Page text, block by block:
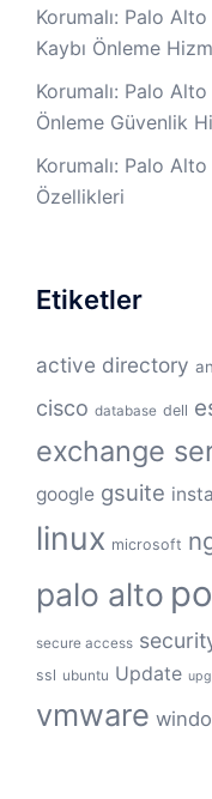
Korumalı: Palo
Kaybı Önleme
Korumalı: Palo
Önleme Güvenlik
Korumalı: Palo
Özellikleri
Etiketler
active directory
cisco database dell
exchange
google gsuite
linux microsoft
palo alto
secure access
ssl ubuntu Update
vmware